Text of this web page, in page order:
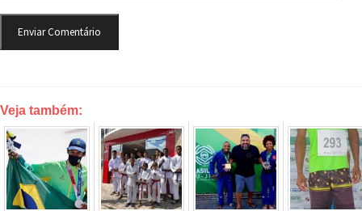
Veja também: